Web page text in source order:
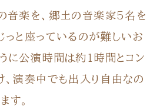
音楽を、郷土の音楽家5名を
っと座っているのが難しいお
に公演時間は約1時間とコン
、演奏中でも出入り自由なの
す。